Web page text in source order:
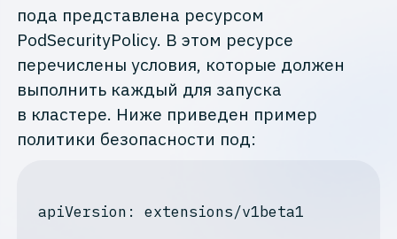
пода представлена ресурсом
PodSecurityPolicy. В этом ресурсе
перечислены условия, которые должен
выполнить каждый для запуска
в кластере. Ниже приведен пример
политики безопасности под:
apiVersion : extensions/v1beta1